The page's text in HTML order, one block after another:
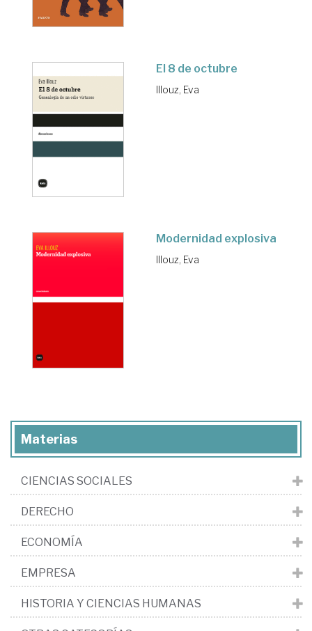
El 8 de octubre
Illouz, Eva
Modernidad explosiva
Illouz, Eva
Materias
CIENCIAS SOCIALES
DERECHO
ECONOMÍA
EMPRESA
HISTORIA Y CIENCIAS HUMANAS